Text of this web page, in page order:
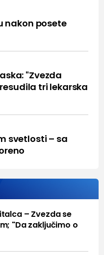
nakon posete
"Zvezda
tri lekarska
svetlosti – sa
– Zvezda se
"Da zaključimo o